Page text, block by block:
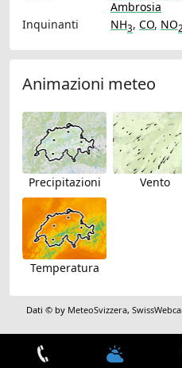
Ambrosia
Inquinanti
NH3, CO, NO2
Animazioni meteo
Precipitazioni Vento
Temperatura
Dati © by MeteoSvizzera,